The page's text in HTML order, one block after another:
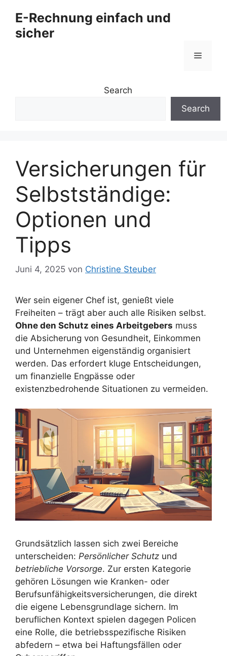
Inhalt
springen
E-Rechnung einfach und
sicher
Menü
Search
Search
Versicherungen für
Selbstständige:
Optionen und
Tipps
Juni 4, 2025 von Christine Steuber
Wer sein eigener Chef ist, genießt viele
Freiheiten – trägt aber auch alle Risiken selbst.
Ohne den Schutz eines Arbeitgebers muss
die Absicherung von Gesundheit, Einkommen
und Unternehmen eigenständig organisiert
werden. Das erfordert kluge Entscheidungen,
um finanzielle Engpässe oder
existenzbedrohende Situationen zu vermeiden.
Grundsätzlich lassen sich zwei Bereiche
unterscheiden: Persönlicher Schutz und
betriebliche Vorsorge. Zur ersten Kategorie
gehören Lösungen wie Kranken- oder
Berufsunfähigkeitsversicherungen, die direkt
die eigene Lebensgrundlage sichern. Im
beruflichen Kontext spielen dagegen Policen
eine Rolle, die betriebsspezifische Risiken
abfedern – etwa bei Haftungsfällen oder